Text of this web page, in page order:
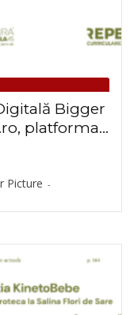
Bigger
platforma...
Picture -